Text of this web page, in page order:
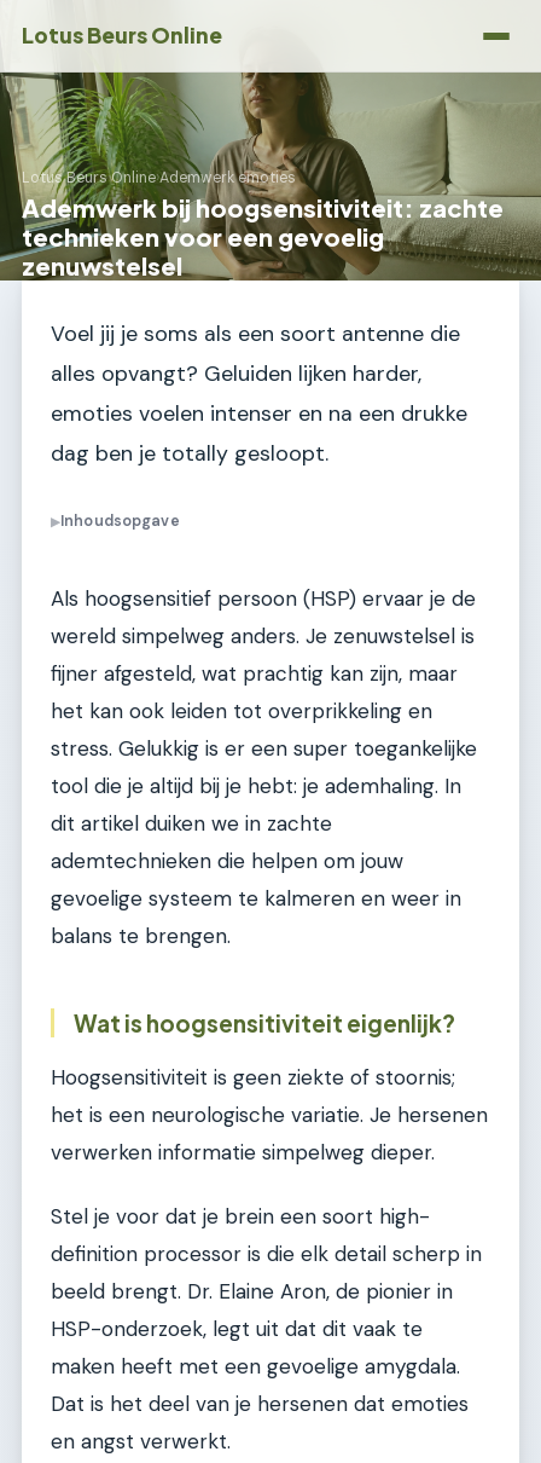
Lotus Beurs Online
Lotus Beurs Online›Ademwerk emoties
Ademwerk bij hoogsensitiviteit: zachte
technieken voor een gevoelig
zenuwstelsel
Voel jij je soms als een soort antenne die
alles opvangt? Geluiden lijken harder,
emoties voelen intenser en na een drukke
dag ben je totally gesloopt.
▶Inhoudsopgave
Als hoogsensitief persoon (HSP) ervaar je de
wereld simpelweg anders. Je zenuwstelsel is
fijner afgesteld, wat prachtig kan zijn, maar
het kan ook leiden tot overprikkeling en
stress. Gelukkig is er een super toegankelijke
tool die je altijd bij je hebt: je ademhaling. In
dit artikel duiken we in zachte
ademtechnieken die helpen om jouw
gevoelige systeem te kalmeren en weer in
balans te brengen.
Wat is hoogsensitiviteit eigenlijk?
Hoogsensitiviteit is geen ziekte of stoornis;
het is een neurologische variatie. Je hersenen
verwerken informatie simpelweg dieper.
Stel je voor dat je brein een soort high-
definition processor is die elk detail scherp in
beeld brengt. Dr. Elaine Aron, de pionier in
HSP-onderzoek, legt uit dat dit vaak te
maken heeft met een gevoelige amygdala.
Dat is het deel van je hersenen dat emoties
en angst verwerkt.